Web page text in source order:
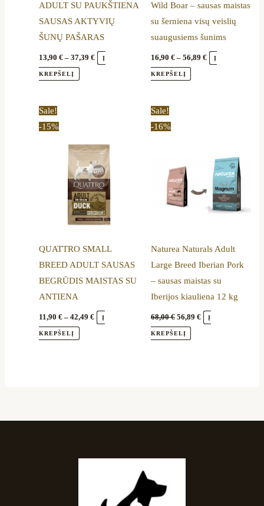
ADULT SU PAUKŠTIENA
SAUSAS AKTYVIŲ
ŠUNŲ PAŠARAS
13,90€ – 37,39€ Į
KREPŠELĮ
on
the
product
page
Wild Boar – sausas maistas
su šerniena visų veislių
suaugusiems šunims
16,90 € – 56,89 € Į
KREPŠELĮ
on
the
product
page
Sale!
-15%
QUATTRO SMALL
BREED ADULT SAUSAS
BEGRŪDIS MAISTAS SU
ANTIENA
11,90€ – 42,49€
42,49 €
Į
KREPŠELĮ
variants.
The
options
may
chosen
on
the
page
Sale!
-16%
Naturea Naturals Adult
Large Breed Iberian Pork
– sausas maistas su
Iberijos kiauliena 12 kg
68,00€ 56,89 € Į
KREPŠELĮ